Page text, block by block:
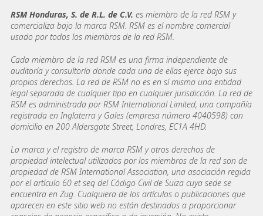
RSM Honduras, S. de R.L. de C.V. es miembro de la red RSM y
comercializa bajo la marca RSM. RSM es el nombre comercial
usado por todos los miembros de la red RSM.
Cada miembro de la red RSM es una firma independiente de
auditoría y consultoría donde cada una de ellas ejerce bajo sus
propios derechos. La red de RSM no es en sí misma una entidad
legal separada de cualquier tipo en cualquier jurisdicción. La red de
RSM es administrada por RSM International Limited, una compañía
registrada en Inglaterra y Gales (empresa número 4040598) con
domicilio en 200 Aldersgate Street, Londres, EC1A 4HD.
La marca y el registro de marca RSM y otros derechos de
propiedad intelectual utilizados por los miembros de la red son de
propiedad de RSM International Association, una asociación regida
por el artículo 60 et seq del Código Civil de Suiza cuya sede se
encuentra en Zug. Cualquiera de los artículos o publicaciones que
aparecen en este sitio web no están destinados a proporcionar